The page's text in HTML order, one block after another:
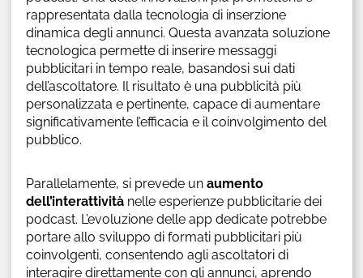
rappresentata dalla tecnologia di inserzione
dinamica degli annunci. Questa avanzata soluzione
tecnologica permette di inserire messaggi
pubblicitari in tempo reale, basandosi sui dati
dell’ascoltatore. Il risultato è una pubblicità più
personalizzata e pertinente, capace di aumentare
significativamente l’efficacia e il coinvolgimento del
pubblico.
Parallelamente, si prevede un aumento
dell’interattivitànelle esperienze pubblicitarie dei
podcast. L’evoluzione delle app dedicate potrebbe
portare allo sviluppo di formati pubblicitari più
coinvolgenti, consentendo agli ascoltatori di
interagire direttamente con gli annunci, aprendo